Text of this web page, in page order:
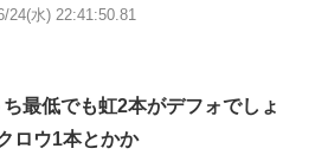
24(水) 22:41:50.81
最低でも虹2本がデフォでしょ
ロウ1本とかか